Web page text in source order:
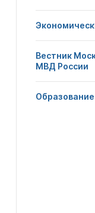
Вестник
МВД России